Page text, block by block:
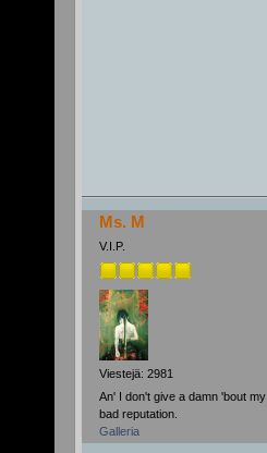
Ms. M
V.I.P.
Viestejä: 2981
An' I don't give a damn 'bout my
bad reputation.
Galleria